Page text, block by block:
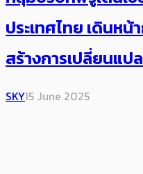
ประเทศไทย เดินห
สร้างการเปลี่ยนแป
SKY15 June 2025